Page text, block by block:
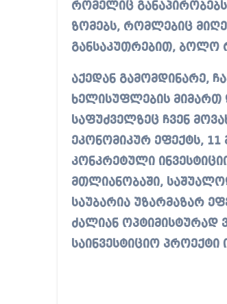
რომელიც
ზომებს, რომლებიც
განსაკუთრებით, ბოლო
აქედან გამომდინარე,
ხელისუფლების
საფუძველზეც ჩვენ
ეკონომიკურ ეფექტს,
კონკრეტული
მთლიანობაში,
საუბარია უზარმაზარ
ძალიან ოპტიმისტურად
საინვესტიციო პროექტი